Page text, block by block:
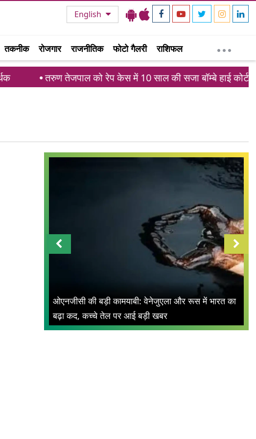
English
तकनीक रोजगार राजनीतिक फोटो गैलरी राशिफल
तरुण तेजपाल को रेप केस में 10 साल की सजा बॉम्बे हाई कोर्ट ने
ओएनजीसी की बड़ी कामयाबी: वेनेजुएला और रूस में भारत का
बढ़ा कद, कच्चे तेल पर आई बड़ी खबर